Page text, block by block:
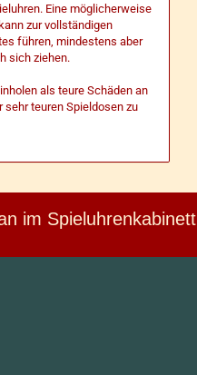
Eine möglicherweise
zur vollständigen
führen, mindestens aber
sich ziehen.
als teure Schäden an
teuren Spieldosen zu
Spieluhrenkabinett